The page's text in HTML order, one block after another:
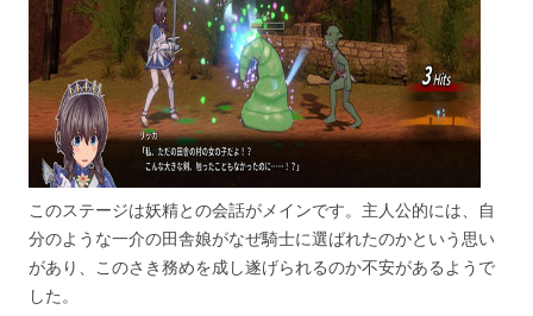
このステージは妖精との会話がメインです。主人公的には、自
分のような一介の田舎娘がなぜ騎士に選ばれたのかという思い
があり、このさき務めを成し遂げられるのか不安があるようで
した。